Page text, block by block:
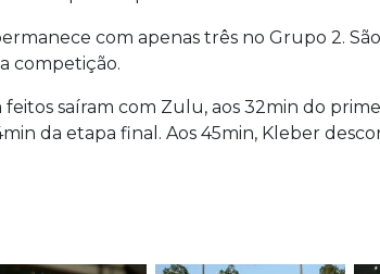
com apenas três no Grupo 2.
competição.
saíram com Zulu, aos 32min do
da etapa final. Aos 45min, Kleber